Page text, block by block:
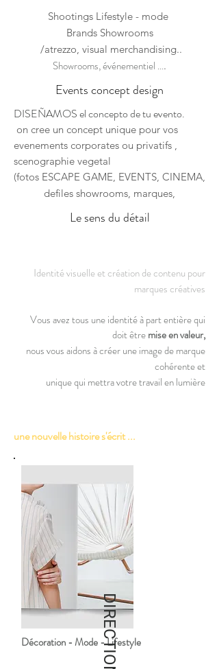
Shootings Lifestyle - mode
Brands Showrooms
/atrezzo, visual merchandising..
Showrooms, événementiel ....
Events concept design
DISEÑAMOS el concepto de tu evento.
on cree un concept unique pour vos
evenements corporates ou privatifs ,
scenographie vegetal
(fotos ESCAPE GAME, EVENTS, CINEMA,
defiles showrooms, marques,
Le sens du détail
Identité visuelle et création de contenu pour
marques créatives
Vous avez tous une identité à part entière qui
doit êtremise en valeur,
nous vous aidons à créer une image de marque
cohérente et
uniquequi mettra votre travail en lumière
une nouvelle histoire s'écrit ...
Décoration - Mode - Lifestyle